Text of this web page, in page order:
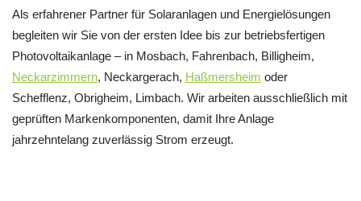
Als erfahrener Partner für Solaranlagen und Energielösungen
begleiten wir Sie von der ersten Idee bis zur betriebsfertigen
Photovoltaikanlage – in Mosbach, Fahrenbach, Billigheim,
Neckarzimmern, Neckargerach, Haßmersheim oder
Schefflenz, Obrigheim, Limbach. Wir arbeiten ausschließlich mit
geprüften Markenkomponenten, damit Ihre Anlage
jahrzehntelang zuverlässig Strom erzeugt.